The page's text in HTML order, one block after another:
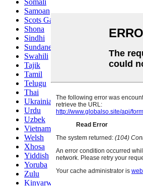
Samoan
Scots Gaelic
Shona
Sindhi
Sundanese
Swahili
Tajik
Tamil
Telugu
Thai
Ukrainian
Urdu
Uzbek
Vietnamese
Welsh
Xhosa
Yiddish
Yoruba
Zulu
Kinyarwanda